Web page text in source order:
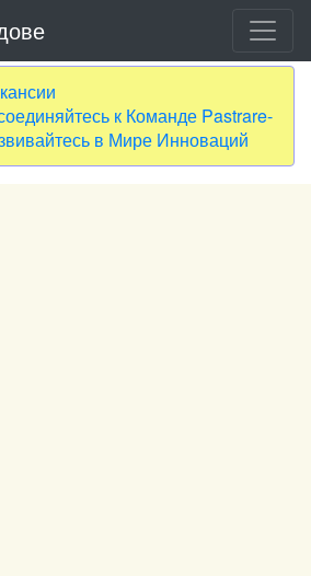
к Команде Pastrare-
в Мире Инноваций